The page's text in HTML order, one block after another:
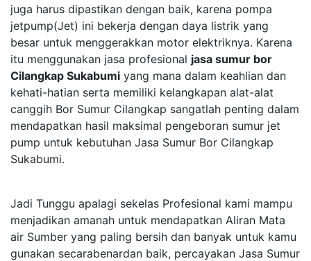
juga harus dipastikan dengan baik, karena pompa
jetpump(Jet) ini bekerja dengan daya listrik yang
besar untuk menggerakkan motor elektriknya. Karena
itu menggunakan jasa profesional jasa sumur bor
Cilangkap Sukabumi yang mana dalam keahlian dan
kehati-hatian serta memiliki kelangkapan alat-alat
canggih Bor Sumur Cilangkap sangatlah penting dalam
mendapatkan hasil maksimal pengeboran sumur jet
pump untuk kebutuhan Jasa Sumur Bor Cilangkap
Sukabumi.
Jadi Tunggu apalagi sekelas Profesional kami mampu
menjadikan amanah untuk mendapatkan Aliran Mata
air Sumber yang paling bersih dan banyak untuk kamu
gunakan secarabenardan baik, percayakan Jasa Sumur